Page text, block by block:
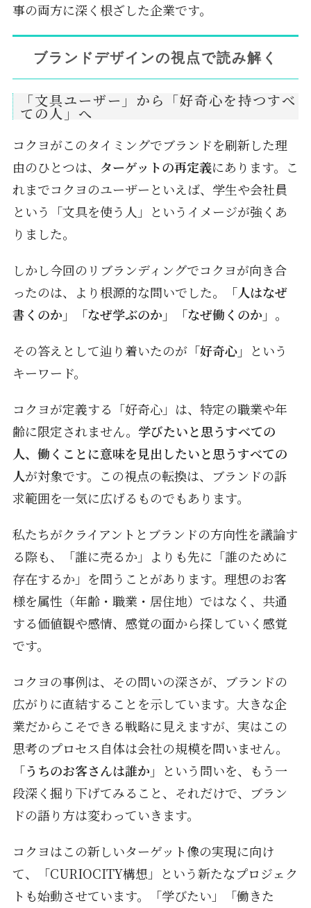
事の両方に深く根ざした企業です。
ブランドデザインの視点で読み解く
「文具ユーザー」から「好奇心を持つすべ
ての人」へ
コクヨがこのタイミングでブランドを刷新した理
由のひとつは、 ターゲットの再定義にあります。こ
れまでコクヨのユーザーといえば、学生や会社員
という「文具を使う人」というイメージが強くあ
りました。
しかし今回のリブランディングでコクヨが向き合
ったのは、より根源的な問いでした。
「人はなぜ
書くのか」「なぜ学ぶのか」「なぜ働くのか」 。
その答えとして辿り着いたのが 「好奇心」
という
キーワード。
コクヨが定義する「好奇心」は、特定の職業や年
齢に限定されません。 学びたいと思うすべての
人、働くことに意味を見出したいと思うすべての
人が対象です。この視点の転換は、ブランドの訴
求範囲を一気に広げるものでもあります。
私たちがクライアントとブランドの方向性を議論す
る際も、「誰に売るか」よりも先に「誰のために
存在するか」を問うことがあります。理想のお客
様を属性（年齢・職業・居住地）ではなく、共通
する価値観や感情、感覚の面から探していく感覚
です。
コクヨの事例は、その問いの深さが、ブランドの
広がりに直結することを示しています。大きな企
業だからこそできる戦略に見えますが、実はこの
思考のプロセス自体は会社の規模を問いません。
「うちのお客さんは誰か」
という問いを、もう一
段深く掘り下げてみること、それだけで、ブラン
ドの語り方は変わっていきます。
コクヨはこの新しいターゲット像の実現に向け
て、「CURIOCITY構想」という新たなプロジェク
トも始動させています。「学びたい」「働きた